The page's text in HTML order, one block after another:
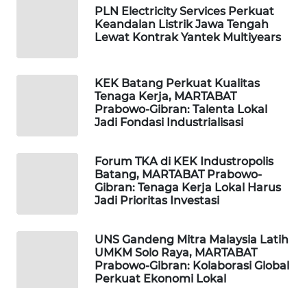
PLN Electricity Services Perkuat
Keandalan Listrik Jawa Tengah
Lewat Kontrak Yantek Multiyears
KEK Batang Perkuat Kualitas
Tenaga Kerja, MARTABAT
Prabowo-Gibran: Talenta Lokal
Jadi Fondasi Industrialisasi
Forum TKA di KEK Industropolis
Batang, MARTABAT Prabowo-
Gibran: Tenaga Kerja Lokal Harus
Jadi Prioritas Investasi
UNS Gandeng Mitra Malaysia Latih
UMKM Solo Raya, MARTABAT
Prabowo-Gibran: Kolaborasi Global
Perkuat Ekonomi Lokal
FORWAMKI
SITUNGIR